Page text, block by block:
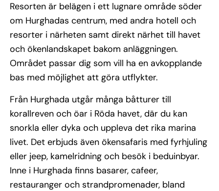
Resorten är belägen i ett lugnare område söder
om Hurghadas centrum, med andra hotell och
resorter i närheten samt direkt närhet till havet
och ökenlandskapet bakom anläggningen.
Området passar dig som vill ha en avkopplande
bas med möjlighet att göra utflykter.
Från Hurghada utgår många båtturer till
korallreven och öar i Röda havet, där du kan
snorkla eller dyka och uppleva det rika marina
livet. Det erbjuds även ökensafaris med fyrhjuling
eller jeep, kamelridning och besök i beduinbyar.
Inne i Hurghada finns basarer, cafeer,
restauranger och strandpromenader, bland